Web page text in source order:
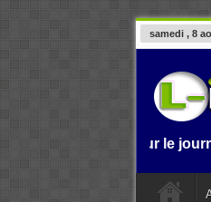
samedi , 8
sur le journal en